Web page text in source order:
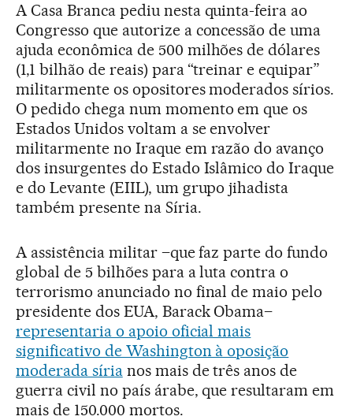
A Casa Branca pediu nesta quinta-feira ao
Congresso que autorize a concessão de uma
ajuda econômica de 500 milhões de dólares
(1,1 bilhão de reais) para “treinar e equipar”
militarmente os opositores moderados sírios.
O pedido chega num momento em que os
Estados Unidos voltam a se envolver
militarmente no Iraque em razão do avanço
dos insurgentes do Estado Islâmico do Iraque
e do Levante (EIIL), um grupo jihadista
também presente na Síria.
A assistência militar –que faz parte do fundo
global de 5 bilhões para a luta contra o
terrorismo anunciado no final de maio pelo
presidente dos EUA, Barack Obama–
representaria o apoio oficial mais
significativo de Washington à oposição
moderada sírianos mais de três anos de
guerra civil no país árabe, que resultaram em
mais de 150.000 mortos.